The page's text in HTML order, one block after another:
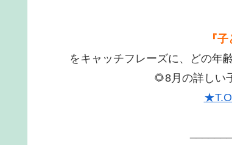
『
をキャッチフレーズに、どの年
🌻8月の詳し